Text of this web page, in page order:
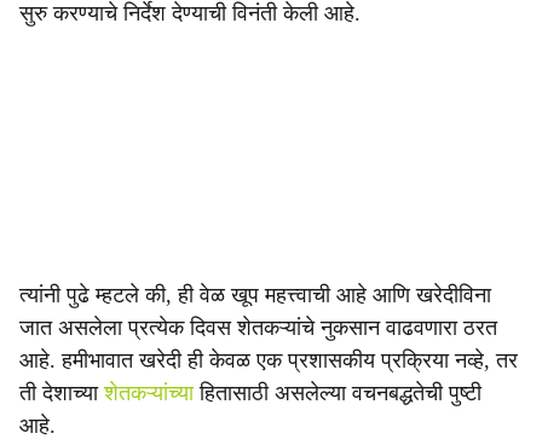
सुरु करण्याचे निर्देश देण्याची विनंती केली आहे.
त्यांनी पुढे म्हटले की, ही वेळ खूप महत्त्वाची आहे आणि खरेदीविना
जात असलेला प्रत्येक दिवस शेतकऱ्यांचे नुकसान वाढवणारा ठरत
आहे. हमीभावात खरेदी ही केवळ एक प्रशासकीय प्रक्रिया नव्हे, तर
ती देशाच्याशेतकऱ्यांच्याहितासाठी असलेल्या वचनबद्धतेची पुष्टी
आहे.